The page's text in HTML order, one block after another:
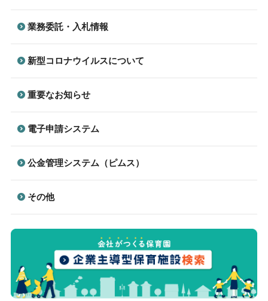
業務委託・入札情報
新型コロナウイルスについて
重要なお知らせ
電子申請システム
公金管理システム（ピムス）
その他